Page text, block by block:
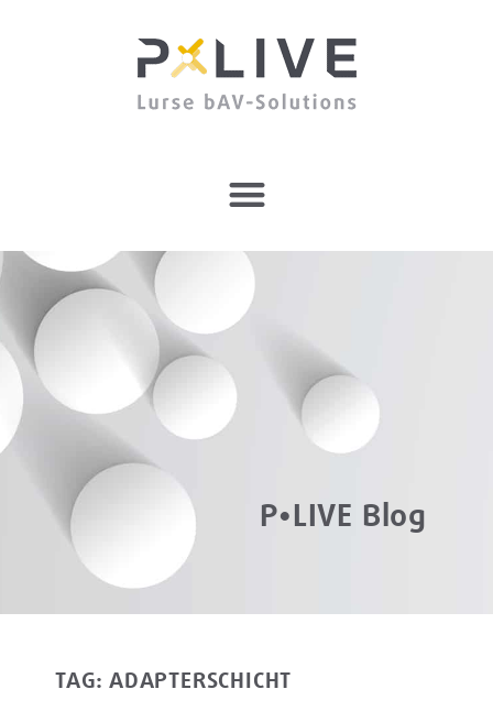
P•LIVE Blog
TAG: ADAPTERSCHICHT